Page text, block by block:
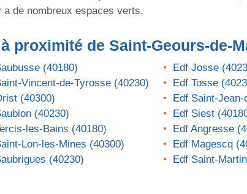
a de nombreux espaces verts.
à proximité de Saint-Geours-de-
(40180) Edf Josse
Vincent-de-Tyrosse (40230)
Edf Tosse
(40300)
Edf Saint-
(40230)
Edf Siest
les-Bains (40180)
Edf Angresse
Lon-les-Mines (40300)
Edf Magescq
(40230)
Edf Saint-